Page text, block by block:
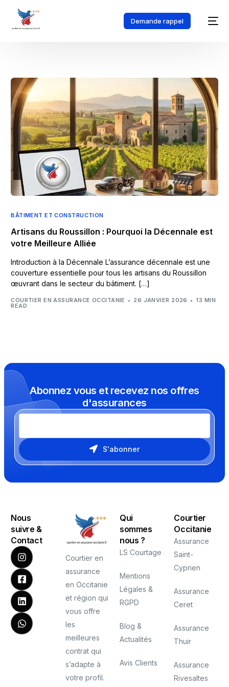
Demande rappel
BÂTIMENT ET CONSTRUCTION
Artisans du Roussillon : Pourquoi la Décennale est
votre Meilleure Alliée
Introduction à la Décennale L’assurance décennale est une
couverture essentielle pour tous les artisans du Roussillon
œuvrant dans le secteur du bâtiment. […]
COURTIER EN ASSURANCE OCCITANIE 26 JANVIER 2026 13 MIN
READ
Abonnez vous et recevez nos offres
d'assurances
S'abonner
Courtier en
assurance
en Occitanie
et région qui
vous offre
les
meilleures
contrat qui
s’adapte à
votre profil.
Qui
sommes
nous ?
LS Courtage
Mentions
Légales &
RGPD
Blog &
Actualités
Avis Clients
Courtier
Occitanie
Assurance
Saint-
Cyprien
Assurance
Ceret
Assurance
Thuir
Assurance
Rivesaltes
Nous
suivre &
Contact